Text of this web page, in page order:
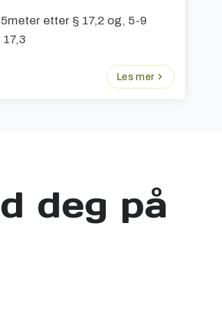
etter § 17,2 og, 5-9
Les mer
deg på